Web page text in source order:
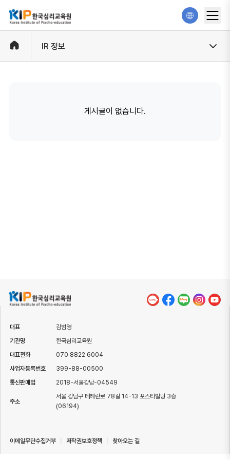
IR 정보
게시글이 없습니다.
대표
김범영
기관명
한국심리교육원
주소
서울 강남구 테헤란로 78길 14-13 포스타빌딩 3층
(06194)
사업자등록번호
399-88-00500
통신판매업
2018-서울강남-04549
대표전화 070 8822 6004
이메일무단수집거부 저작권보호정책 찾아오는 길